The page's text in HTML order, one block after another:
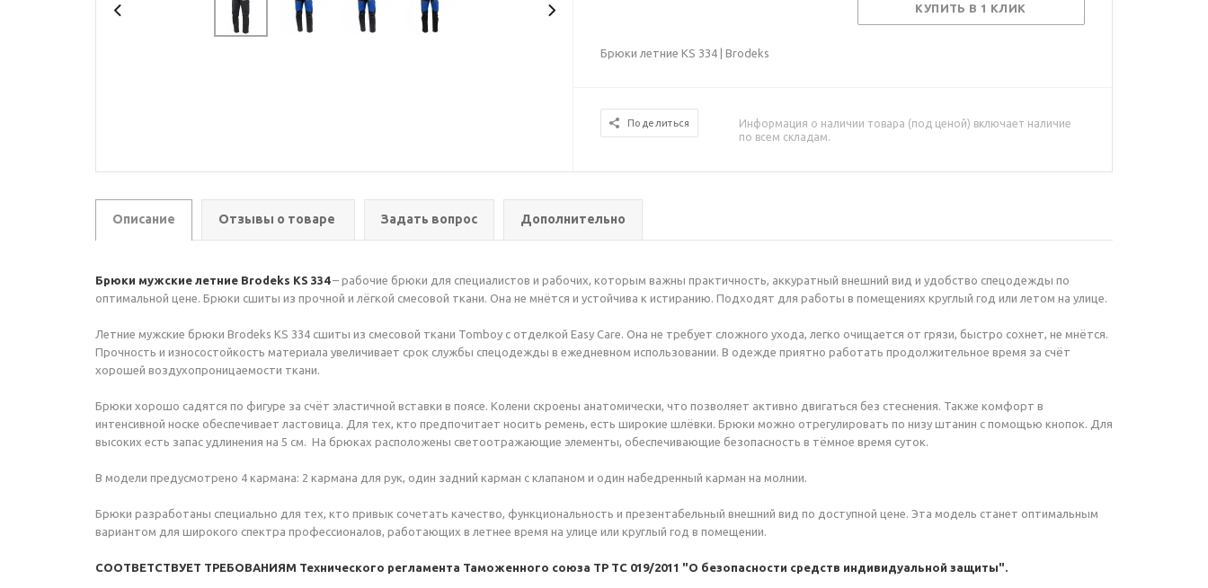
КУПИТЬ В 1 КЛИК
Брюки летние KS 334 | Brodeks
Поделиться
Информация о наличии товара (под ценой) включает наличие
по всем складам.
Описание Отзывы о товаре Задать вопрос Дополнительно
Брюки мужские летние Brodeks KS 334– рабочие брюки для специалистов и рабочих, которым важны практичность, аккуратный внешний вид и удобство спецодежды по
оптимальной цене. Брюки сшиты из прочной и лёгкой смесовой ткани. Она не мнётся и устойчива к истиранию. Подходят для работы в помещениях круглый год или летом на улице.
Летние мужские брюки Brodeks KS 334 сшиты из смесовой ткани Tomboy с отделкой Easy Care. Она не требует сложного ухода, легко очищается от грязи, быстро сохнет, не мнётся.
Прочность и износостойкость материала увеличивает срок службы спецодежды в ежедневном использовании. В одежде приятно работать продолжительное время за счёт
хорошей воздухопроницаемости ткани.
Брюки хорошо садятся по фигуре за счёт эластичной вставки в поясе. Колени скроены анатомически, что позволяет активно двигаться без стеснения. Также комфорт в
интенсивной носке обеспечивает ластовица. Для тех, кто предпочитает носить ремень, есть широкие шлёвки. Брюки можно отрегулировать по низу штанин с помощью кнопок. Для
высоких есть запас удлинения на 5 см. На брюках расположены светоотражающие элементы, обеспечивающие безопасность в тёмное время суток.
В модели предусмотрено 4 кармана: 2 кармана для рук, один задний карман с клапаном и один набедренный карман на молнии.
Брюки разработаны специально для тех, кто привык сочетать качество, функциональность и презентабельный внешний вид по доступной цене. Эта модель станет оптимальным
вариантом для широкого спектра профессионалов, работающих в летнее время на улице или круглый год в помещении.
СООТВЕТСТВУЕТ ТРЕБОВАНИЯМ Технического регламента Таможенного союза ТР ТС 019/2011 "О безопасности средств индивидуальной защиты".